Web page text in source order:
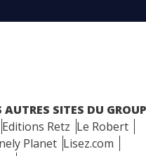
AUTRES SITES DU
Editions Retz Le Robert
Planet Lisez.com